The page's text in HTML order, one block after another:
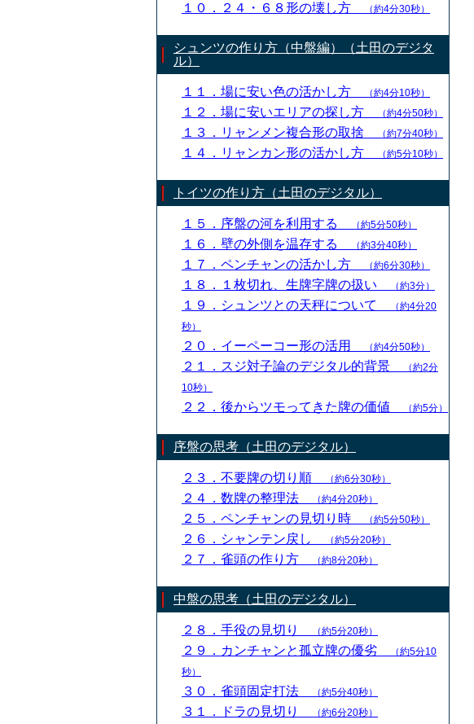
１０．２４・６８形の壊し方 （約4分30秒）
シュンツの作り方（中盤編）（土田のデジタ
ル）
１１．場に安い色の活かし方 （約4分10秒）
１２．場に安いエリアの探し方 （約4分50秒）
１３．リャンメン複合形の取捨 （約7分40秒）
１４．リャンカン形の活かし方 （約5分10秒）
トイツの作り方（土田のデジタル）
１５．序盤の河を利用する （約5分50秒）
１６．壁の外側を温存する （約3分40秒）
１７．ペンチャンの活かし方 （約6分30秒）
１８．１枚切れ、生牌字牌の扱い （約3分）
１９．シュンツとの天秤について
（約4分20
秒）
２０．イーペーコー形の活用 （約4分50秒）
２１．スジ対子論のデジタル的背景
（約2分
10秒）
２２．後からツモってきた牌の価値 （約5分）
序盤の思考（土田のデジタル）
２３．不要牌の切り順 （約6分30秒）
２４．数牌の整理法 （約4分20秒）
２５．ペンチャンの見切り時 （約5分50秒）
２６．シャンテン戻し （約5分20秒）
２７．雀頭の作り方 （約8分20秒）
中盤の思考（土田のデジタル）
２８．手役の見切り （約5分20秒）
２９．カンチャンと孤立牌の優劣
（約5分10
秒）
３０．雀頭固定打法 （約5分40秒）
３１．ドラの見切り （約6分20秒）